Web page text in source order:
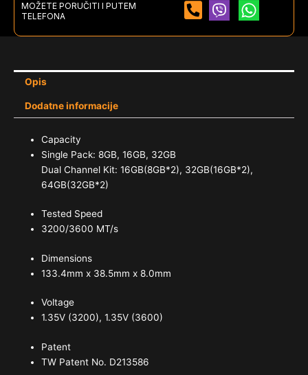
MOŽETE PORUČITI I PUTEM
TELEFONA
Opis
Dodatne informacije
Capacity
Single Pack: 8GB, 16GB, 32GB
Dual Channel Kit: 16GB(8GB*2), 32GB(16GB*2),
64GB(32GB*2)
Tested Speed
3200/3600 MT/s
Dimensions
133.4mm x 38.5mm x 8.0mm
Voltage
1.35V (3200), 1.35V (3600)
Patent
TW Patent No. D213586